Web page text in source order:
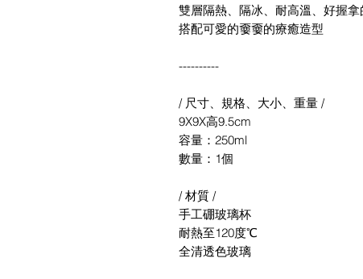
雙層隔熱、隔冰、耐高溫、好握拿
搭配可愛的嫑嫑的療癒造型
----------
/ 尺寸、規格、大小、重量 /
9X9X高9.5cm
容量：250ml
數量：1個
/ 材質 /
手工硼玻璃杯
耐熱至120度℃
全清透色玻璃